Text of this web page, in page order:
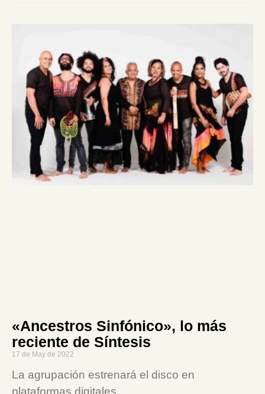
«Ancestros Sinfónico», lo más
reciente de Síntesis
17 de May de 2022
La agrupación estrenará el disco en
plataformas digitales.